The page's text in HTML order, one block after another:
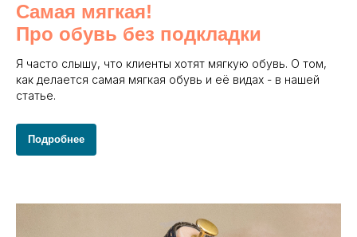
Самая мягкая!
Про обувь без подкладки
Я часто слышу, что клиенты хотят мягкую обувь. О том,
как делается самая мягкая обувь и её видах - в нашей
статье.
Подробнее